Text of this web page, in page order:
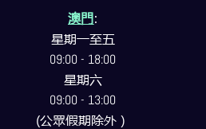
澳門:
星期一至五
09:00 - 18:00
星期六
09:00 - 13:00
(公眾假期除外）